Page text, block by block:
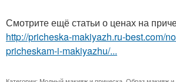
Смотрите ещё статьи о ценах на
http://pricheska-makiyazh.ru-best.com/
pricheskam-i-makiyazhu/...